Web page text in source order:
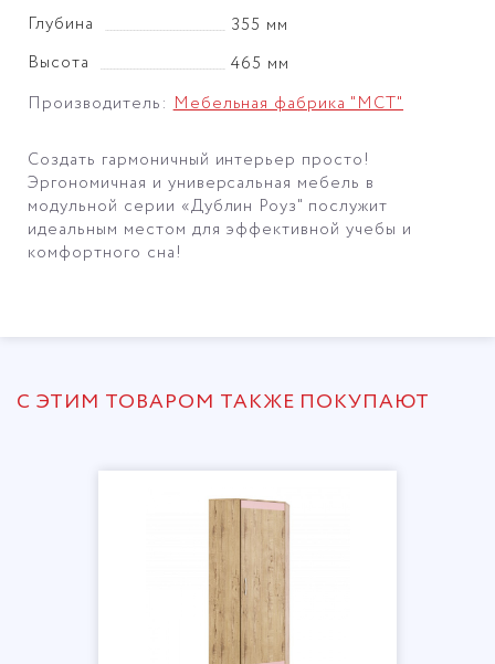
Глубина
355 мм
Высота
465 мм
Производитель:Мебельная фабрика "МСТ"
Создать гармоничный интерьер просто!
Эргономичная и универсальная мебель в
модульной серии «Дублин Роуз" послужит
идеальным местом для эффективной учебы и
комфортного сна!
С ЭТИМ ТОВАРОМ ТАКЖЕ ПОКУПАЮТ